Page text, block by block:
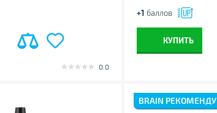
0.0
+1 баллов
КУПИТЬ
BRAIN